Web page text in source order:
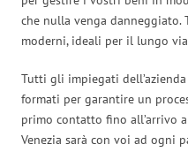
che nulla venga danneggiato.
moderni, ideali per il lungo
Tutti gli impiegati
formati per garantire un
primo contatto fino all’arrivo
Venezia sarà con voi ad ogni